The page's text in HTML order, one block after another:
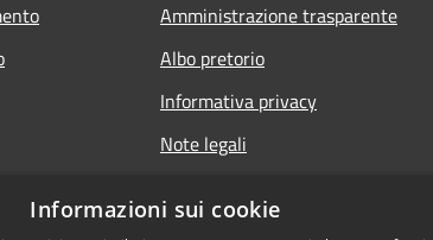
Amministrazione trasparente
Albo pretorio
Informativa privacy
Note legali
Informazioni sui cookie